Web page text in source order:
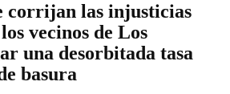
corrijan las injusticias
vecinos de Los
una desorbitada tasa
basura